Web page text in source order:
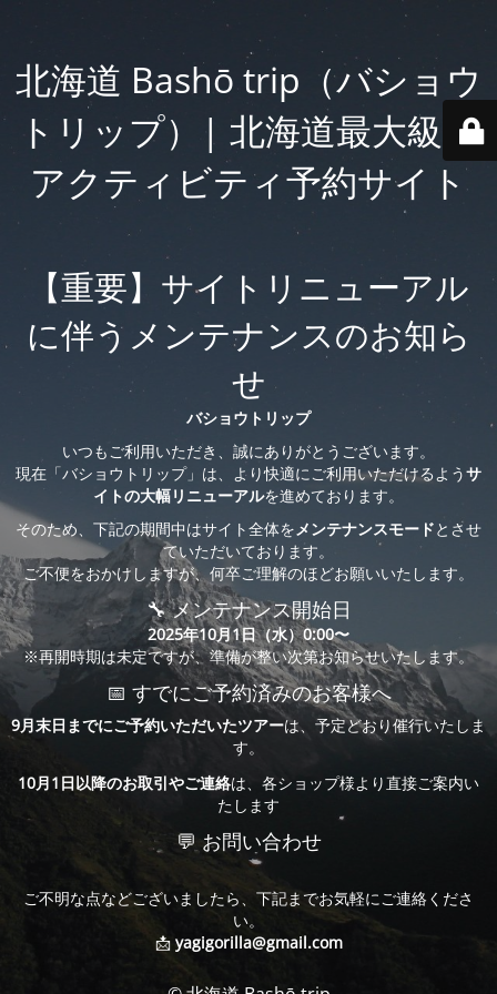
北海道 Bashō trip（バショウ
トリップ）| 北海道最大級の
アクティビティ予約サイト
【重要】サイトリニューアル
に伴うメンテナンスのお知ら
せ
バショウトリップ
いつもご利用いただき、誠にありがとうございます。
現在「バショウトリップ」は、より快適にご利用いただけるようサ
イトの大幅リニューアルを進めております。
そのため、下記の期間中はサイト全体をメンテナンスモードとさせ
ていただいております。
ご不便をおかけしますが、何卒ご理解のほどお願いいたします。
🔧 メンテナンス開始日
2025年10月1日（水）0:00〜
※再開時期は未定ですが、準備が整い次第お知らせいたします。
📅 すでにご予約済みのお客様へ
9月末日までにご予約いただいたツアーは、予定どおり催行いたしま
す。
10月1日以降のお取引やご連絡は、各ショップ様より直接ご案内い
たします
💬 お問い合わせ
ご不明な点などございましたら、下記までお気軽にご連絡くださ
い。
📩 yagigorilla@gmail.com